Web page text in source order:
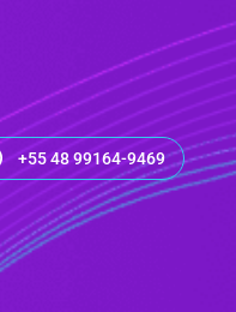
+55 48 99164-9469